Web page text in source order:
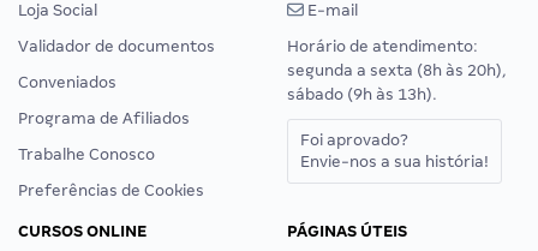
Loja Social
Validador de documentos
Conveniados
Programa de Afiliados
Trabalhe Conosco
Preferências de Cookies
E-mail
Horário de atendimento:
segunda a sexta (8h às 20h),
sábado (9h às 13h).
Foi aprovado?
Envie-nos a sua história!
CURSOS ONLINE
PÁGINAS ÚTEIS